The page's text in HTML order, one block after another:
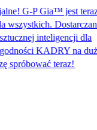
G-P Gia™ jest teraz
Dostarczanie
inteligencji dla
KADRY na dużą
teraz!​​